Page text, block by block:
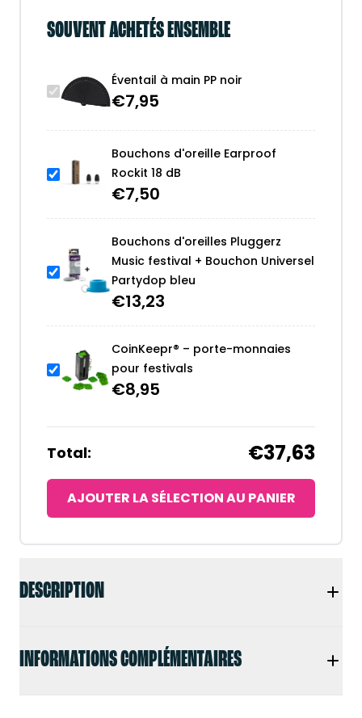
DESCRIPTION
INFORMATIONS COMPLÉMENTAIRES
SOUVENT ACHETÉS ENSEMBLE
Éventail à main PP noir
€7,95
Bouchons d'oreille Earproof
Rockit 18 dB
€7,50
Bouchons d'oreilles Pluggerz
Music festival + Bouchon Universel
Partydop bleu
€13,23
CoinKeepr® – porte-monnaies
pour festivals
€8,95
Total: €37,63
AJOUTER LA SÉLECTION AU PANIER